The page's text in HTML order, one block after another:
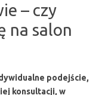
– czy
na salon
podejście,
konsultacji, w